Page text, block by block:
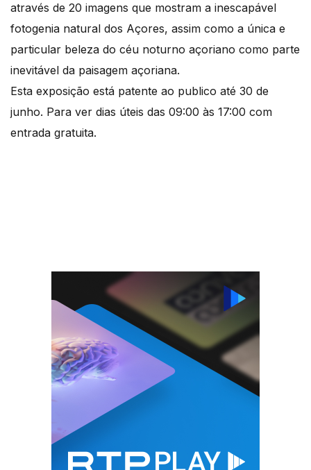
através de 20 imagens que mostram a inescapável
fotogenia natural dos Açores, assim como a única e
particular beleza do céu noturno açoriano como parte
inevitável da paisagem açoriana.
Esta exposição está patente ao publico até 30 de
junho. Para ver dias úteis das 09:00 às 17:00 com
entrada gratuita.